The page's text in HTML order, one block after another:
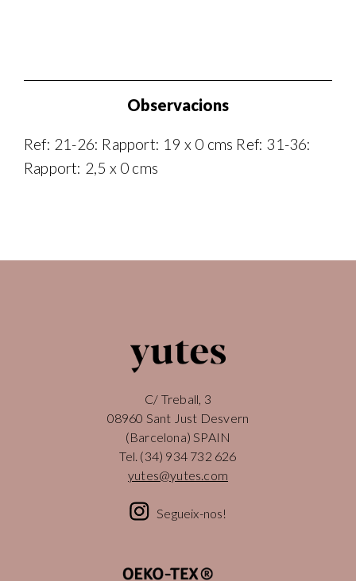
Observacions
Ref: 21-26: Rapport: 19 x 0 cms Ref: 31-36:
Rapport: 2,5 x 0 cms
C/ Treball, 3
08960 Sant Just Desvern
(Barcelona) SPAIN
Tel. (34) 934 732 626
yutes@yutes.com
Segueix-nos!